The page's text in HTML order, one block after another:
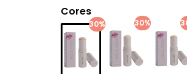
Cores
30% 30%